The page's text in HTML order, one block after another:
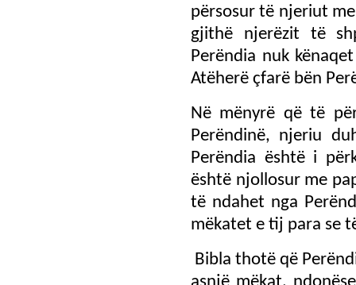
përsosur të njeriut
gjithë njerëzit të
Perëndia nuk
Atëherë çfarë bën
Në mënyrë që të
Perëndinë, njeriu
Perëndia është i
është njollosur me
të ndahet nga
mëkatet e tij para se
Bibla thotë që